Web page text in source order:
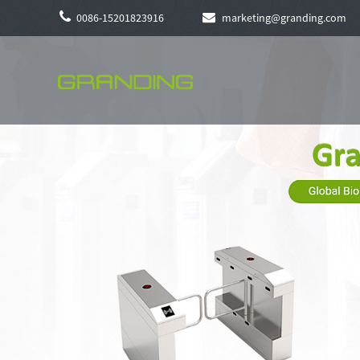
0086-15201823916 marketing@granding.com